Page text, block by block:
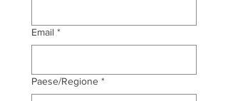
Email *
Indirizzo su più righe
Paese/Regione *